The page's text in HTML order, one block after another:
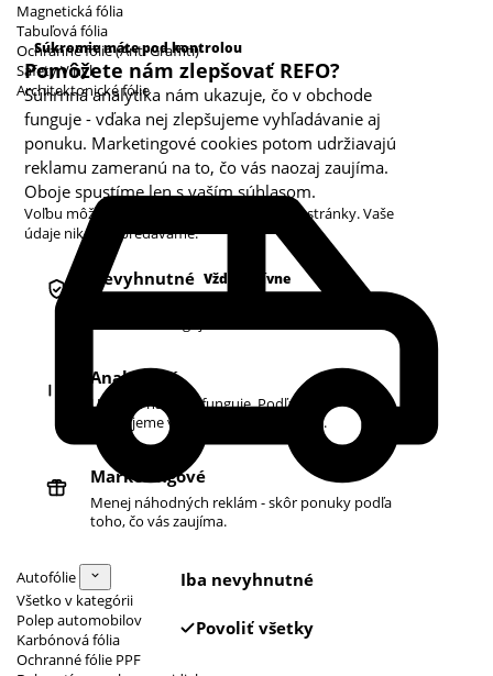
Magnetická fólia
Tabuľová fólia
Ochranné fólie (Anti Graffiti)
Safety Vinyl
Architektonické fólie
Autofólie
Všetko v kategórii
Polep automobilov
Karbónová fólia
Ochranné fólie PPF
Súkromie máte pod kontrolou
Pomôžete nám zlepšovať REFO?
Súhrnná analytika nám ukazuje, čo v obchode
funguje - vďaka nej zlepšujeme vyhľadávanie aj
ponuku. Marketingové cookies potom udržiavajú
reklamu zameranú na to, čo vás naozaj zaujíma.
Oboje spustíme len s vaším súhlasom.
Voľbu môžete kedykoľvek zmeniť v pätičke stránky. Vaše
údaje nikdy nepredávame.
Kategórie cookies
Nevyhnutné Vždy aktívne
Analytické
Ukazujú nám, čo funguje. Podľa toho
zlepšujeme vyhľadávanie aj ponuku.
Marketingové
Menej náhodných reklám - skôr ponuky podľa
toho, čo vás zaujíma.
Iba nevyhnutné
Povoliť všetky